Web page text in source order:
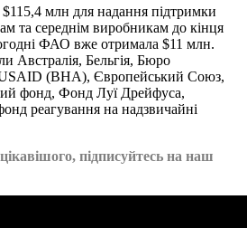
млн для надання підтримки
та середнім виробникам до кінця
ФАО вже отримала $11 млн.
Австралія, Бельгія, Бюро
USAID (BHA), Європейський Союз,
фонд, Фонд Луї Дрейфуса,
реагування на надзвичайні
підписуйтесь на наш